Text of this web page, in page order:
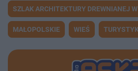
SZLAK ARCHITEKTURY DREWNIANEJ
MAŁOPOLSKIE WIEŚ